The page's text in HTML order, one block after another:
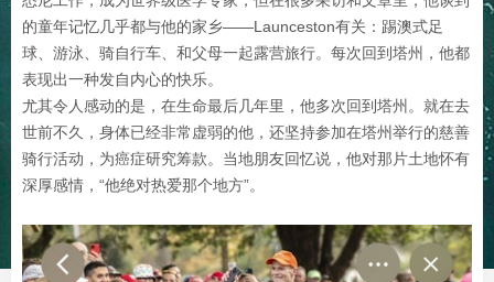
的童年记忆几乎都与他的家乡——Launceston有关：踢澳式足
球、游泳、骑自行车、和父母一起露营旅行。每次回到塔州，他都
表现出一种发自内心的快乐。
尤其令人感动的是，在生命最后几年里，他多次回到塔州。就在去
世前不久，身体已经非常虚弱的他，还坚持参加在塔州举行的慈善
骑行活动，为癌症研究筹款。当地朋友回忆说，他对那片土地怀有
深厚感情，“他绝对热爱那个地方”。